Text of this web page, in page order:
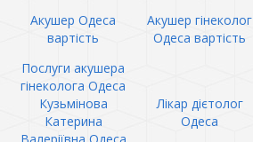
Акушер Одеса
вартість
Акушер гінеколог
Одеса вартість
Послуги акушера
гінеколога Одеса
Кузьмінова
Катерина
Лікар дієтолог
Одеса